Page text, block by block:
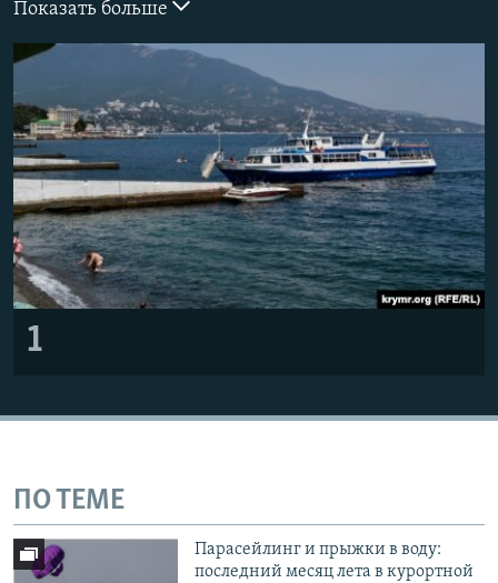
КРЫМ.НЕПОКОРЕННЫЙ
ELIFBE
УКРАИНСКАЯ ПРОБЛЕМА КРЫМА
ПРИСОЕДИНЯЙТЕСЬ!
Все сайты RFE/RL
Показать больше
1
ПО ТЕМЕ
Парасейлинг и прыжки в воду:
последний месяц лета в курортной